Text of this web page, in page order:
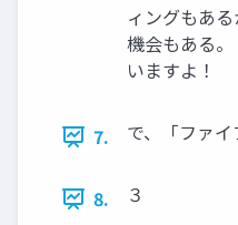
ィングもあ
機会もある
いますよ！
7. で、「ファ
8. ３